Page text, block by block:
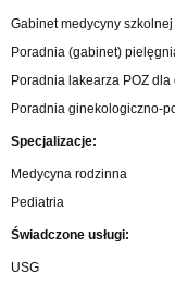
Gabinet medycyny szkolnej
Poradnia (gabinet)
Poradnia lakearza POZ dla
Poradnia ginekologiczno-
Specjalizacje:
Medycyna rodzinna
Pediatria
Świadczone usługi:
USG